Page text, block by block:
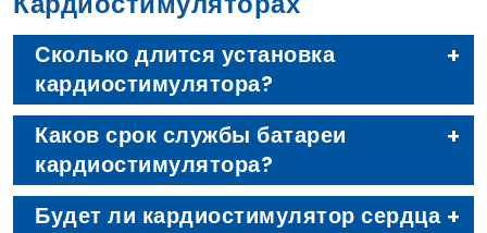
Сколько длится установка
кардиостимулятора?
Каков срок службы батареи
кардиостимулятора?
Будет ли кардиостимулятор сердца